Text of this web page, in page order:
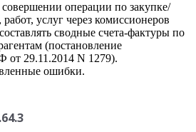
операции по закупке/
услуг через комиссионеров
сводные счета-фактуры по
(постановление
от 29.11.2014 N 1279).
ошибки.